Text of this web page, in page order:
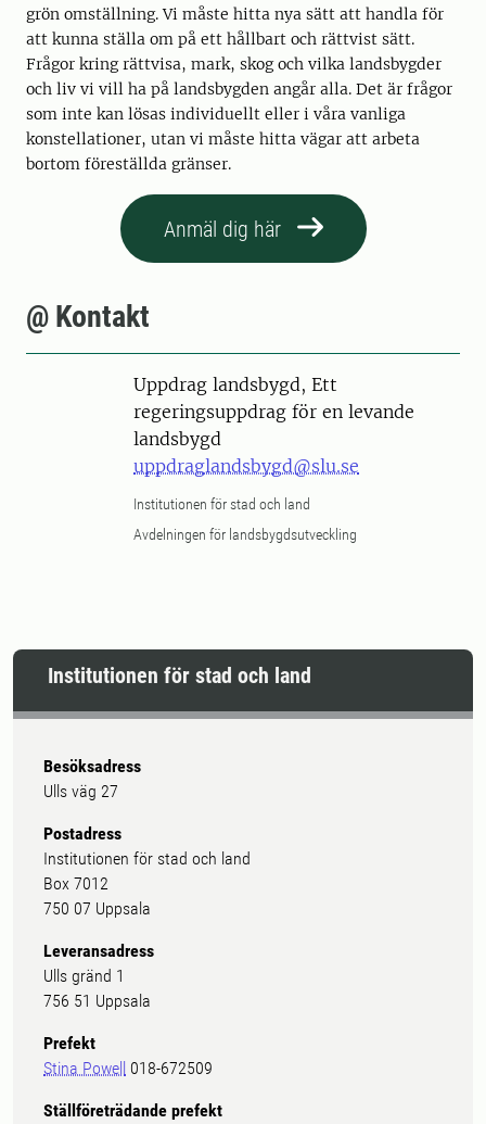
grön omställning. Vi måste hitta nya sätt att handla för
att kunna ställa om på ett hållbart och rättvist sätt.
Frågor kring rättvisa, mark, skog och vilka landsbygder
och liv vi vill ha på landsbygden angår alla. Det är frågor
som inte kan lösas individuellt eller i våra vanliga
konstellationer, utan vi måste hitta vägar att arbeta
bortom föreställda gränser.
Anmäl dig här
@ Kontakt
Uppdrag landsbygd, Ett
regeringsuppdrag för en levande
landsbygd
uppdraglandsbygd@slu.se
Institutionen för stad och land
Avdelningen för landsbygdsutveckling
Institutionen för stad och land
Besöksadress
Ulls väg 27
Postadress
Institutionen för stad och land
Box 7012
750 07 Uppsala
Leveransadress
Ulls gränd 1
756 51 Uppsala
Prefekt
Stina Powell 018-672509
Ställföreträdande prefekt